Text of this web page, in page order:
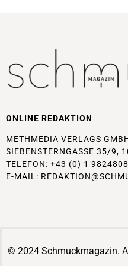
ONLINE REDAKTION
METHMEDIA VERLAGS
SIEBENSTERNGASSE 35/9,
TELEFON: +43 (0) 1 9824808
E-MAIL:
© 2024 Schmuckmagazin.